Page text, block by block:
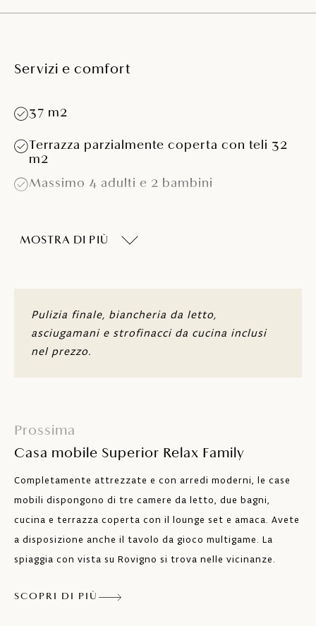
Servizi e comfort
37 m2
Terrazza parzialmente coperta con teli 32
m2
Massimo 4 adulti e 2 bambini
Camera da letto con un letto (180 x 200
letto supplementare di 90 x 200 cm)
Piano cottura con quattro fuochi,
microonde e macchinetta per caffè
Macchinetta da caffè Nespresso
Aria condizionata
TV satellitare
Wi-Fi
MOSTRA DI PIÙ
Pulizia finale, biancheria da letto,
asciugamani e strofinacci da cucina inclusi
nel prezzo.
Prossima
Casa mobile Superior Relax Family
Completamente attrezzate e con arredi moderni, le case
mobili dispongono di tre camere da letto, due bagni,
cucina e terrazza coperta con il lounge set e amaca. Avete
a disposizione anche il tavolo da gioco multigame. La
spiaggia con vista su Rovigno si trova nelle vicinanze.
SCOPRI DI PIÙ